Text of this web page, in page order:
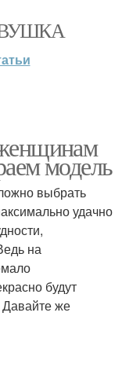
модель
выбрать
удачно
на
будут
Давайте же